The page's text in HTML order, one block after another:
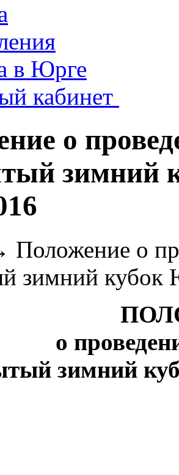
в Юрге
о
зимний
Положение о
зимний
о
зимний